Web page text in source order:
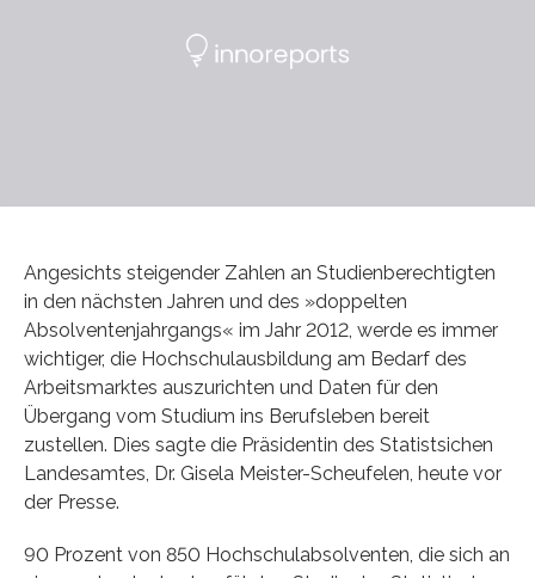
Angesichts steigender Zahlen an Studienberechtigten
in den nächsten Jahren und des »doppelten
Absolventenjahrgangs« im Jahr 2012, werde es immer
wichtiger, die Hochschulausbildung am Bedarf des
Arbeitsmarktes auszurichten und Daten für den
Übergang vom Studium ins Berufsleben bereit
zustellen. Dies sagte die Präsidentin des Statistsichen
Landesamtes, Dr. Gisela Meister-Scheufelen, heute vor
der Presse.
90 Prozent von 850 Hochschulabsolventen, die sich an